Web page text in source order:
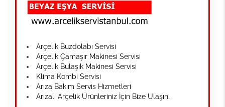
Arçelik Buzdolabı Servisi
Arçelik Çamaşır Makinesi Servisi
Arçelik Bulaşık Makinesi Servisi
Klima Kombi Servisi
Arıza Bakım Servis Hizmetleri
Arızalı Arçelik Ürünleriniz İçin Bize Ulaşın.